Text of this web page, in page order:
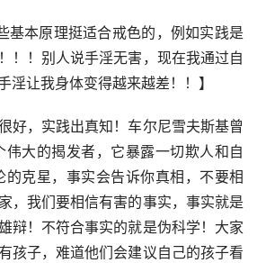
基本原理挺适合戒色的，例如实践是
！！别人说手淫无害，现在我通过自
淫让我身体变得越来越差！！】
好，实践出真知！车尔尼雪夫斯基曾
伟大的揭发者，它暴露一切欺人和自
的克星，事实会告诉你真相，不要相
，我们要相信有害的事实，事实就是
辩！不符合事实的就是伪科学！大家
孩子，难道他们会建议自己的孩子看